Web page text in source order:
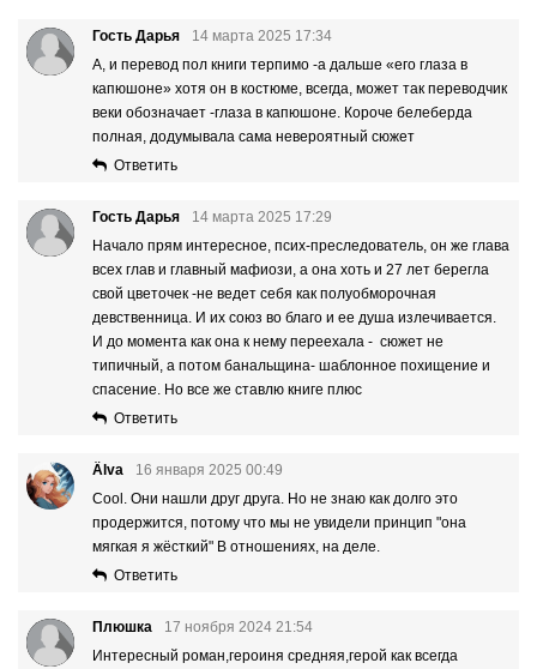
Гость Дарья
14 марта 2025 17:34
А, и перевод пол книги терпимо -а дальше «его глаза в
капюшоне» хотя он в костюме, всегда, может так переводчик
веки обозначает -глаза в капюшоне. Короче белеберда
полная, додумывала сама невероятный сюжет
Ответить
Гость Дарья
14 марта 2025 17:29
Начало прям интересное, псих-преследователь, он же глава
всех глав и главный мафиози, а она хоть и 27 лет берегла
свой цветочек -не ведет себя как полуобморочная
девственница. И их союз во благо и ее душа излечивается.
И до момента как она к нему переехала - сюжет не
типичный, а потом банальщина- шаблонное похищение и
спасение. Но все же ставлю книге плюс
Ответить
Älva
16 января 2025 00:49
Cool. Они нашли друг друга. Но не знаю как долго это
продержится, потому что мы не увидели принцип "она
мягкая я жëсткий" В отношениях, на деле.
Ответить
Плюшка
17 ноября 2024 21:54
Интересный роман,героиня средняя,герой как всегда